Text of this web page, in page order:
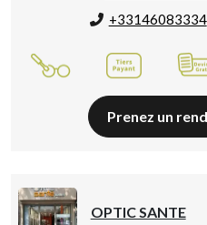
+33146083334
Prenez un
OPTIC SANTE